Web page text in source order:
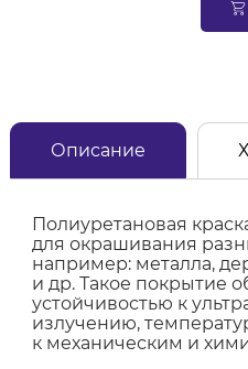
Описание
Полиуретановая
для окрашивания
например: металла,
и др. Такое покрытие
устойчивостью к
излучению,
к механическим и